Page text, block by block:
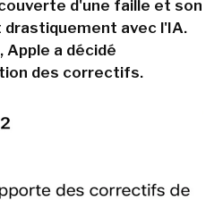
d'une faille et son
avec l'IA.
Apple a décidé
des correctifs.